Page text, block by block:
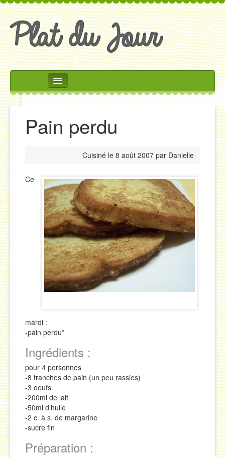
Rechercher
Accueil
Accompagnements
Entrées
Salades
Sauces
Soupes & Potages
Trucs & Astuces
Pain perdu
Cuisiné le 8 août 2007 par Danielle
Ce
mardi :
-pain perdu*
Ingrédients :
pour 4 personnes
-8 tranches de pain (un peu rassies)
-3 oeufs
-200ml de lait
-50ml d’huile
-2 c. à s. de margarine
-sucre fin
Préparation :